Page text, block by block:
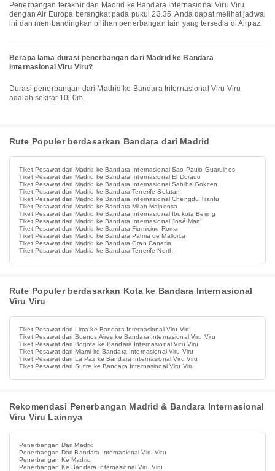
Penerbangan terakhir dari Madrid ke Bandara Internasional Viru Viru
dengan Air Europa berangkat pada pukul 23.35. Anda dapat melihat jadwal
ini dan membandingkan pilihan penerbangan lain yang tersedia di Airpaz.
Berapa lama durasi penerbangan dari Madrid ke Bandara
Internasional Viru Viru?
Durasi penerbangan dari Madrid ke Bandara Internasional Viru Viru
adalah sekitar 10j 0m.
Rute Populer berdasarkan Bandara dari Madrid
Tiket Pesawat dari Madrid ke Bandara Internasional Sao Paulo Guarulhos
Tiket Pesawat dari Madrid ke Bandara Internasional El Dorado
Tiket Pesawat dari Madrid ke Bandara Internasional Sabiha Gokcen
Tiket Pesawat dari Madrid ke Bandara Tenerife Selatan
Tiket Pesawat dari Madrid ke Bandara Internasional Chengdu Tianfu
Tiket Pesawat dari Madrid ke Bandara Milan Malpensa
Tiket Pesawat dari Madrid ke Bandara Internasional Ibukota Beijing
Tiket Pesawat dari Madrid ke Bandara Internasional José Martí
Tiket Pesawat dari Madrid ke Bandara Fiumicino Roma
Tiket Pesawat dari Madrid ke Bandara Palma de Mallorca
Tiket Pesawat dari Madrid ke Bandara Gran Canaria
Tiket Pesawat dari Madrid ke Bandara Tenerife North
Rute Populer berdasarkan Kota ke Bandara Internasional
Viru Viru
Tiket Pesawat dari Lima ke Bandara Internasional Viru Viru
Tiket Pesawat dari Buenos Aires ke Bandara Internasional Viru Viru
Tiket Pesawat dari Bogota ke Bandara Internasional Viru Viru
Tiket Pesawat dari Miami ke Bandara Internasional Viru Viru
Tiket Pesawat dari La Paz ke Bandara Internasional Viru Viru
Tiket Pesawat dari Sucre ke Bandara Internasional Viru Viru
Rekomendasi Penerbangan Madrid & Bandara Internasional
Viru Viru Lainnya
Penerbangan Dari Madrid
Penerbangan Dari Bandara Internasional Viru Viru
Penerbangan Ke Madrid
Penerbangan Ke Bandara Internasional Viru Viru